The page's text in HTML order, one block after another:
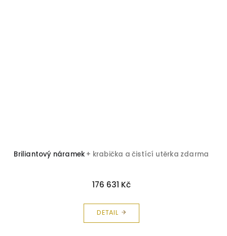
Briliantový náramek + krabička a čistící utěrka zdarma
176 631 Kč
DETAIL